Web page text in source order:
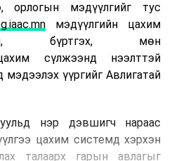
орлогын мэдүүлгийг тус
мэдүүлгийн цахим
бүртгэх, мөн
сүлжээнд нээлттэй
үүргийг Авлигатай
нэр дэвшигч нараас
цахим системд хэрхэн
талаарх гарын авлагыг